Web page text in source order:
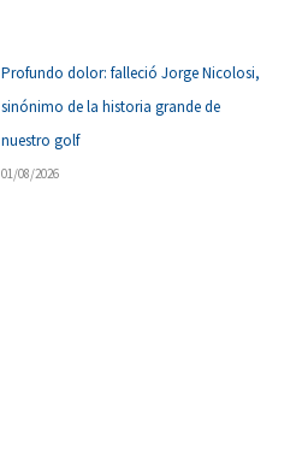
Profundo dolor: falleció Jorge Nicolosi,
sinónimo de la historia grande de
nuestro golf
01/08/2026